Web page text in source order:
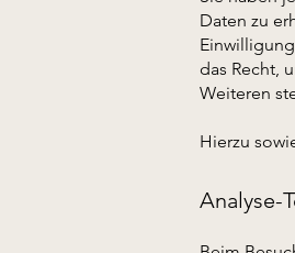
Daten zu
das Recht,
Weiteren
Hierzu
Analyse-